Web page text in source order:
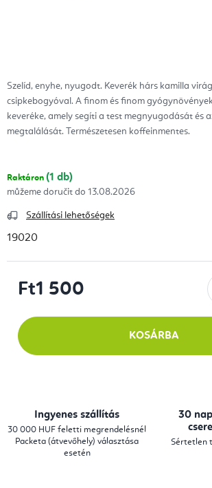
Szelíd, enyhe, nyugodt. Keverék hárs kamilla
csipkebogyóval. A finom és finom
keveréke, amely segíti a test megnyugodását és
megtalálását. Természetesen koffeinmentes.
Raktáron (1 db)
13.08.2026
Szállítási lehetőségek
19020
Ft1 500
KOSÁRBA
Ingyenes szállítás
30 000 HUF feletti megrendelésnél
Packeta (átvevőhely) választása
esetén
30
Sértetlen